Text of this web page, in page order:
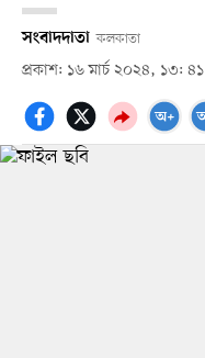
সংবাদদাতা কলকাতা
প্রকাশ: ১৬ মার্চ ২০২৪, ১৩: ৪১